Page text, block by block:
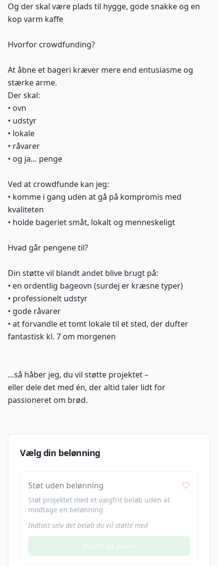
Og der skal være plads til hygge, gode snakke og en
kop varm kaffe
Hvorfor crowdfunding?
At åbne et bageri kræver mere end entusiasme og
stærke arme.
Der skal:
• ovn
• udstyr
• lokale
• råvarer
• og ja… penge
Ved at crowdfunde kan jeg:
• komme i gang uden at gå på kompromis med
kvaliteten
• holde bageriet småt, lokalt og menneskeligt
Hvad går pengene til?
Din støtte vil blandt andet blive brugt på:
• en ordentlig bageovn (surdej er kræsne typer)
• professionelt udstyr
• gode råvarer
• at forvandle et tomt lokale til et sted, der dufter
fantastisk kl. 7 om morgenen
…så håber jeg, du vil støtte projektet –
eller dele det med én, der altid taler lidt for
passioneret om brød.
Vælg din belønning
Støt uden belønning
Støt projektet med et valgfrit beløb uden at
modtage en belønning
Indtast selv det beløb du vil støtte med
Projekt på pause